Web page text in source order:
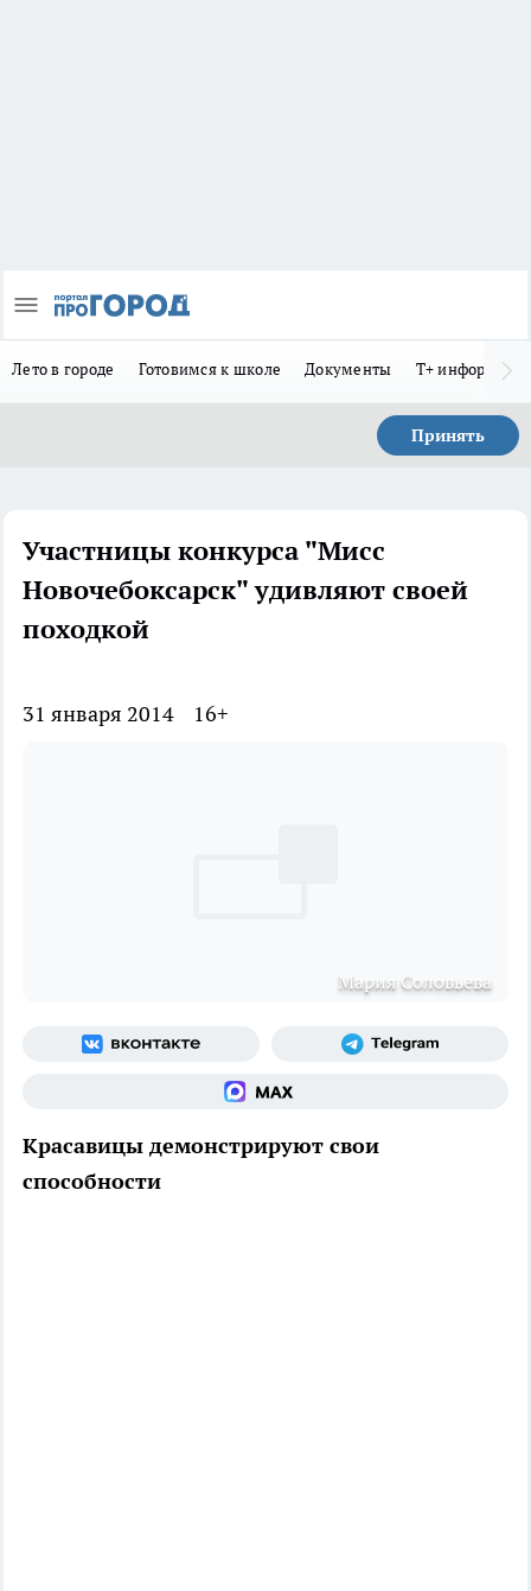
Лето в городе Готовимся к школе Документы Т+
Принять
Участницы конкурса "Мисс
Новочебоксарск" удивляют своей
походкой
31 января 2014 16+
Мария Соловьева
Красавицы демонстрируют свои
способности